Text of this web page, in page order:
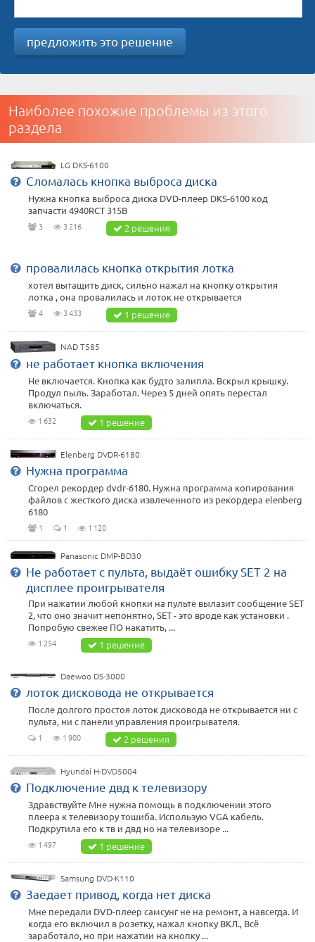
предложить это решение
Наиболее похожие проблемы из этого
раздела
LG DKS-6100
Сломалась кнопка выброса диска
Нужна кнопка выброса диска DVD-плеер DKS-6100 код
запчасти 4940RCT 315B
3 3 216 2 решения
провалилась кнопка открытия лотка
хотел вытащить диск, сильно нажал на кнопку открытия
лотка , она провалилась и лоток не открывается
4 3 433 1 решение
NAD T585
не работает кнопка включения
Не включается. Кнопка как будто залипла. Вскрыл крышку.
Продул пыль. Заработал. Через 5 дней опять перестал
включаться.
1 632 1 решение
Elenberg DVDR-6180
Нужна программа
Сгорел рекордер dvdr-6180. Нужна программа копирования
файлов с жесткого диска извлеченного из рекордера elenberg
6180
1 1 1 120
Panasonic DMP-BD30
Не работает с пульта, выдаёт ошибку SET 2 на
дисплее проигрывателя
При нажатии любой кнопки на пульте вылазит сообщение SET
2, что оно значит непонятно, SET - это вроде как установки .
Попробую свежее ПО накатить, ...
1 254 1 решение
Daewoo DS-3000
лоток дисковода не открывается
После долгого простоя лоток дисковода не открывается ни с
пульта, ни с панели управления проигрывателя.
1 1 900 2 решения
Hyundai H-DVD5004
Подключение двд к телевизору
Здравствуйте Мне нужна помощь в подключении этого
плеера к телевизору тошиба. Использую VGA кабель.
Подкрутила его к тв и двд но на телевизоре ...
1 497 1 решение
Samsung DVD-K110
Заедает привод, когда нет диска
Мне передали DVD-плеер самсунг не на ремонт, а навсегда. И
когда его включил в розетку, нажал кнопку ВКЛ., Всё
заработало, но при нажатии на кнопку ...